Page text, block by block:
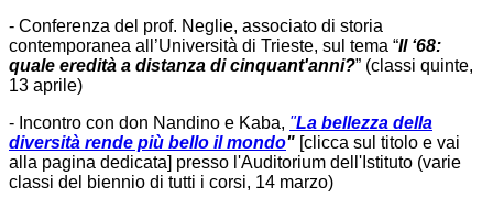
- Conferenza del prof. Neglie, associato di storia
contemporanea all’Università di Trieste, sul tema “Il ‘68:
quale eredità a distanza di cinquant'anni?” (classi quinte,
13 aprile)
- Incontro con don Nandino e Kaba, "La bellezza della
diversità rende più bello il mondo" [clicca sul titolo e vai
alla pagina dedicata] presso l'Auditorium dell'Istituto (varie
classi del biennio di tutti i corsi, 14 marzo)